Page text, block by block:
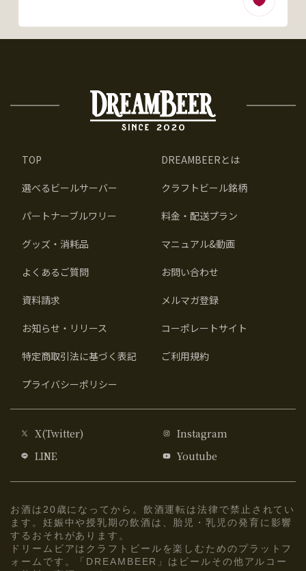
TOP DREAMBEERとは
選べるビールサーバー クラフトビール銘柄
パートナーブルワリー 料金・配送プラン
グッズ・消耗品 マニュアル&動画
よくあるご質問 お問い合わせ
資料請求 メルマガ登録
お知らせ・リリース コーポレートサイト
特定商取引法に基づく表記 ご利用規約
プライバシーポリシー
X(Twitter)
Instagram
LINE
Youtube
お酒は20歳になってから。飲酒運転は法律で禁止されてい
ます。妊娠中や授乳期の飲酒は、胎児・乳児の発育に影響
するおそれがあります。
ドリームビアはクラフトビールを楽しむためのプラットフ
ォームです。「DREAMBEER」はビールその他アルコー